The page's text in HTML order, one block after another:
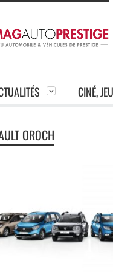
CINÉ,
OROCH